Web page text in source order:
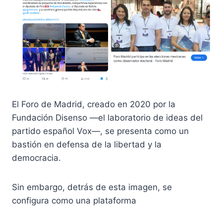
El Foro de Madrid, creado en 2020 por la
Fundación Disenso —el laboratorio de ideas del
partido español Vox—, se presenta como un
bastión en defensa de la libertad y la
democracia.
Sin embargo, detrás de esta imagen, se
configura como una plataforma